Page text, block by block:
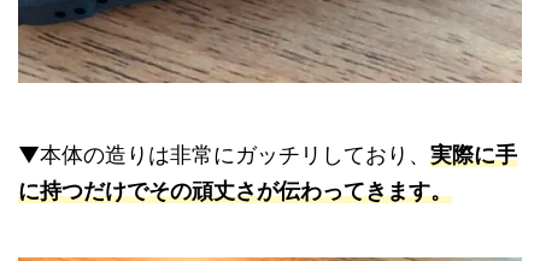
▼本体の造りは非常にガッチリしており、 実際に手
に持つだけでその頑丈さが伝わってきます。